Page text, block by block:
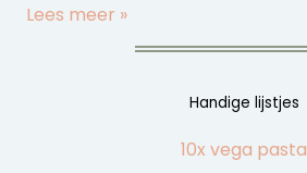
Lees meer »
Handige lijstjes
10x vega pasta